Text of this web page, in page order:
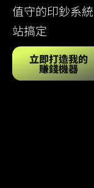
值守的印鈔系
站搞定
立即打造我的
賺錢機器